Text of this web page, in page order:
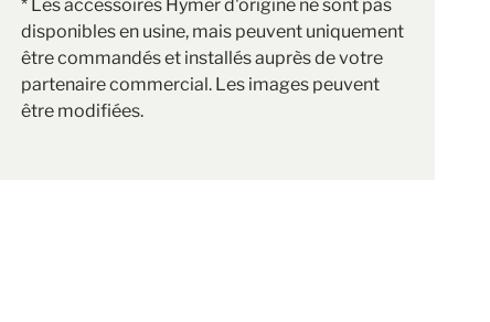
* Les accessoires Hymer d'origine ne sont pas
disponibles en usine, mais peuvent uniquement
être commandés et installés auprès de votre
partenaire commercial. Les images peuvent
être modifiées.